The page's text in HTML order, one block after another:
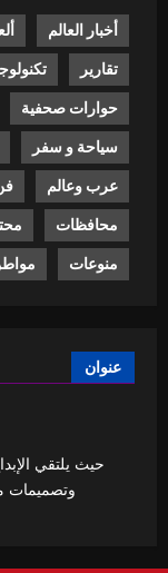
أخبار العالم
تقارير
حوارات صحفية
سياحة و سفر
عرب وعالم
محافظات
منوعات
عنوان
حيث يلتقي
وتصميمات